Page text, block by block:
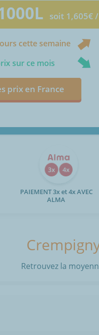
soit 1,605€
cette semaine
sur ce mois
prix en France
PAIEMENT 3x et 4x AVEC
ALMA
Retrouvez la